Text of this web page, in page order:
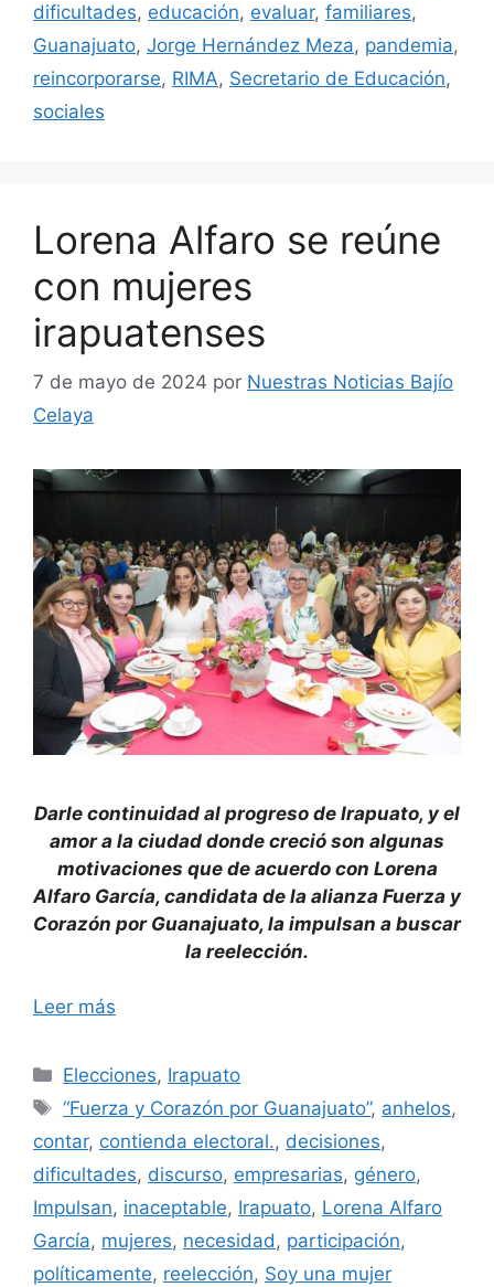
dificultades, educación, evaluar, familiares,
Guanajuato, Jorge Hernández Meza, pandemia,
reincorporarse, RIMA, Secretario de Educación,
sociales
Lorena Alfaro se reúne
con mujeres
irapuatenses
7 de mayo de 2024 por Nuestras Noticias Bajío
Celaya
Darle continuidad al progreso de Irapuato, y el
amor a la ciudad donde creció son algunas
motivaciones que de acuerdo con Lorena
Alfaro García, candidata de la alianza Fuerza y
Corazón por Guanajuato, la impulsan a buscar
la reelección.
Leer más
Categorías
Elecciones, Irapuato
Etiquetas
“Fuerza y Corazón por Guanajuato”, anhelos,
contar, contienda electoral., decisiones,
dificultades, discurso, empresarias, género,
Impulsan, inaceptable, Irapuato, Lorena Alfaro
García, mujeres, necesidad, participación,
políticamente, reelección, Soy una mujer